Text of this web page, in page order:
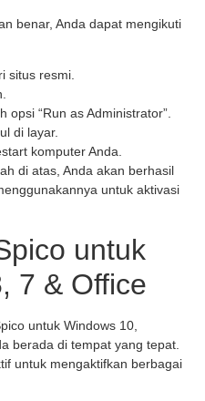
benar, Anda dapat mengikuti
situs resmi.
opsi “Run as Administrator”.
di layar.
komputer Anda.
di atas, Anda akan berhasil
untuk aktivasi
untuk
7 & Office
untuk Windows 10,
berada di tempat yang tepat.
untuk mengaktifkan berbagai